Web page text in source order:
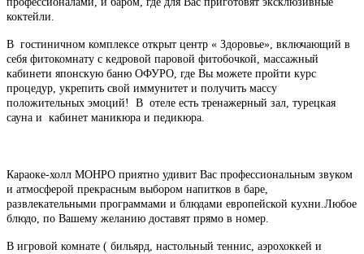
коктейли.
В гостиничном комплексе открыт центр « Здоровье», включающий в
себя фитокомнату с кедровой паровой фитобочкой, массажный
кабинети японскую баню ОФУРО, где Вы можете пройти курс
процедур, укрепить свой иммунитет и получить массу
положительных эмоций! В отеле есть тренажерный зал, турецкая
сауна и кабинет маникюра и педикюра.
Караоке-холл МОНРО приятно удивит Вас профессиональным звуком
и атмосферой прекрасным выбором напитков в баре,
развлекательными программами и блюдами европейской кухни.Любое
блюдо, по Вашему желанию доставят прямо в номер.
В игровой комнате ( бильярд, настольный теннис, аэрохоккей и